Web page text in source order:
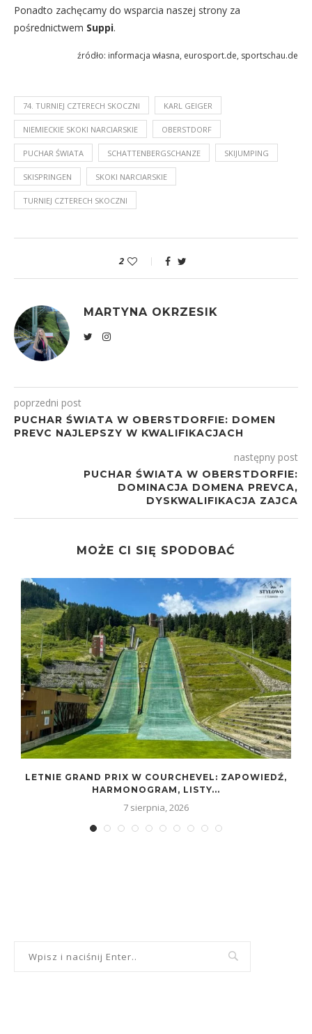
Ponadto zachęcamy do wsparcia naszej strony za
pośrednictwem Suppi.
źródło: informacja własna, eurosport.de, sportschau.de
74. TURNIEJ CZTERECH SKOCZNI KARL GEIGER
NIEMIECKIE SKOKI NARCIARSKIE OBERSTDORF
PUCHAR ŚWIATA SCHATTENBERGSCHANZE SKIJUMPING
SKISPRINGEN SKOKI NARCIARSKIE
TURNIEJ CZTERECH SKOCZNI
2
MARTYNA OKRZESIK
poprzedni post
PUCHAR ŚWIATA W OBERSTDORFIE: DOMEN
PREVC NAJLEPSZY W KWALIFIKACJACH
następny post
PUCHAR ŚWIATA W OBERSTDORFIE:
DOMINACJA DOMENA PREVCA,
DYSKWALIFIKACJA ZAJCA
MOŻE CI SIĘ SPODOBAĆ
LETNIE GRAND PRIX W COURCHEVEL: ZAPOWIEDŹ,
HARMONOGRAM, LISTY...
7 sierpnia, 2026